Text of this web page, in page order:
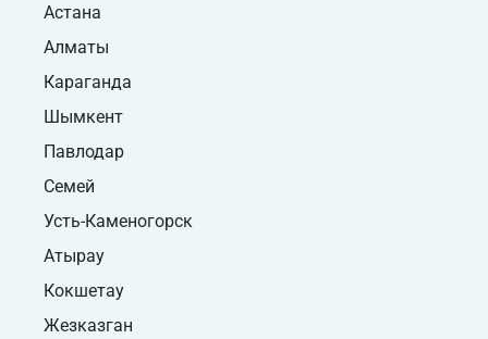
Астана
Алматы
Караганда
Шымкент
Павлодар
Семей
Усть-Каменогорск
Атырау
Кокшетау
Жезказган